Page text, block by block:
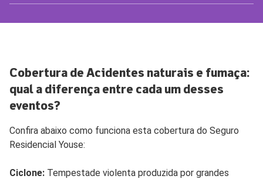
Cobertura de Acidentes naturais e fumaça:
qual a diferença entre cada um desses
eventos?
Confira abaixo como funciona esta cobertura do Seguro
Residencial Youse:
Ciclone: Tempestade violenta produzida por grandes